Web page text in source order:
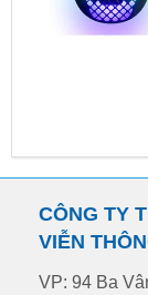
CÔNG TY
VIỄN
VP: 94 Ba